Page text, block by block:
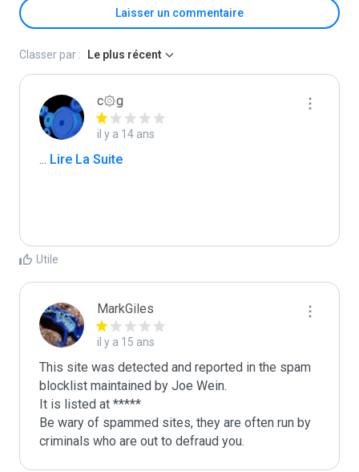
Laisser un commentaire
Classer par : Le plus récent
c۞g
il y a 14 ans
... Lire La Suite
Utile
MarkGiles
il y a 15 ans
This site was detected and reported in the spam
blocklist maintained by Joe Wein.
It is listed at *****
Be wary of spammed sites, they are often run by
criminals who are out to defraud you.